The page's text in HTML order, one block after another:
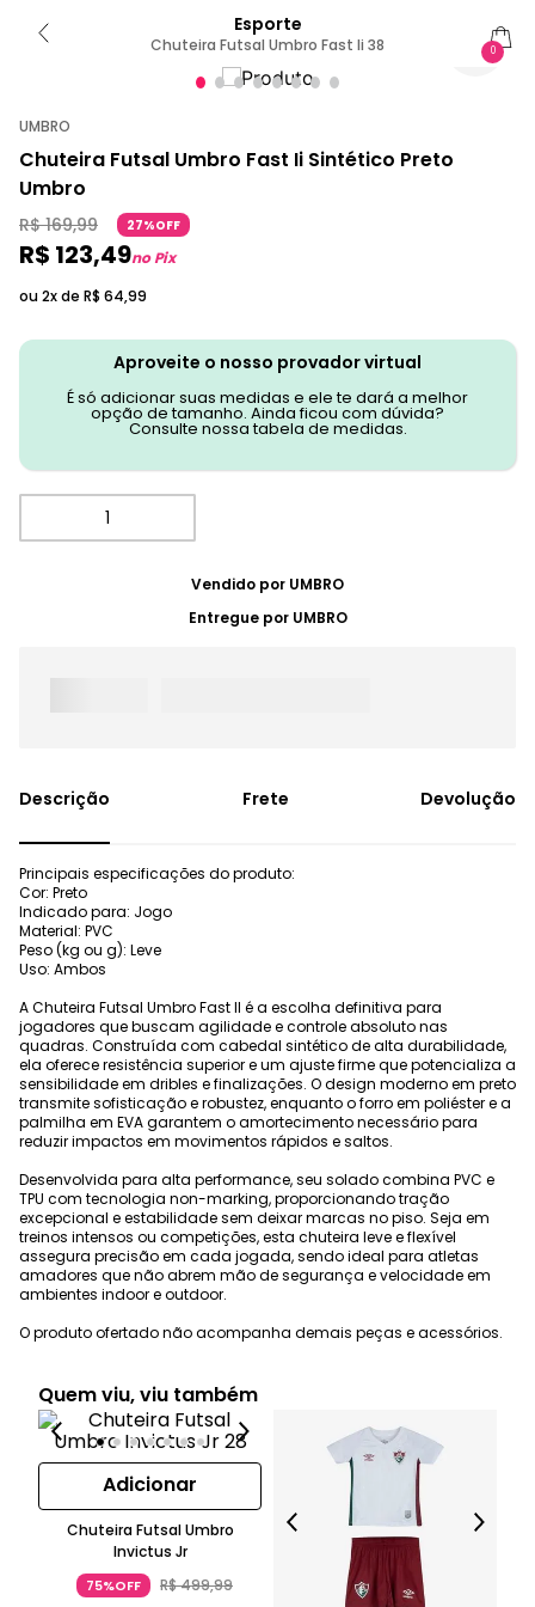
Esporte
Chuteira Futsal Umbro Fast Ii 38 0
UMBRO
Chuteira Futsal Umbro Fast Ii Sintético Preto
Umbro
R$ 169,99 27%OFF
R$ 123,49no Pix
ou 2x de R$ 64,99
Aproveite o nosso provador virtual
É só adicionar suas medidas e ele te dará a melhor
opção de tamanho. Ainda ficou com dúvida?
Consulte nossa tabela de medidas.
Vendido por UMBRO
Entregue por UMBRO
Frete Devolução
Principais especificações do produto:
Cor: Preto
Indicado para: Jogo
Material: PVC
Peso (kg ou g): Leve
Uso: Ambos
A Chuteira Futsal Umbro Fast II é a escolha definitiva para
jogadores que buscam agilidade e controle absoluto nas
quadras. Construída com cabedal sintético de alta durabilidade,
ela oferece resistência superior e um ajuste firme que potencializa a
sensibilidade em dribles e finalizações. O design moderno em preto
transmite sofisticação e robustez, enquanto o forro em poliéster e a
palmilha em EVA garantem o amortecimento necessário para
reduzir impactos em movimentos rápidos e saltos.
Desenvolvida para alta performance, seu solado combina PVC e
TPU com tecnologia non-marking, proporcionando tração
excepcional e estabilidade sem deixar marcas no piso. Seja em
treinos intensos ou competições, esta chuteira leve e flexível
assegura precisão em cada jogada, sendo ideal para atletas
amadores que não abrem mão de segurança e velocidade em
ambientes indoor e outdoor.
O produto ofertado não acompanha demais peças e acessórios.
Quem viu, viu também
Adicionar
Chuteira Futsal Umbro
Invictus Jr
75%OFF R$499,99